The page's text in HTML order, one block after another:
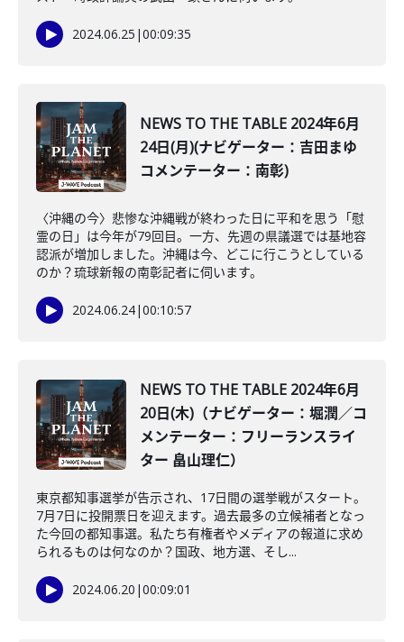
2024.06.25 |00:09:35
NEWS TO THE TABLE 2024年6月
24日(月)(ナビゲーター：吉田まゆ
コメンテーター：南彰)
〈沖縄の今〉悲惨な沖縄戦が終わった日に平和を思う「慰
霊の日」は今年が79回目。一方、先週の県議選では基地容
認派が増加しました。沖縄は今、どこに行こうとしている
のか？琉球新報の南彰記者に伺います。
2024.06.24|00:10:57
NEWS TO THE TABLE 2024年6月
20日(木)（ナビゲーター：堀潤／コ
メンテーター：フリーランスライ
ター 畠山理仁）
東京都知事選挙が告示され、17日間の選挙戦がスタート。
7月7日に投開票日を迎えます。過去最多の立候補者となっ
た今回の都知事選。私たち有権者やメディアの報道に求め
られるものは何なのか？国政、地方選、そし...
2024.06.20 |00:09:01